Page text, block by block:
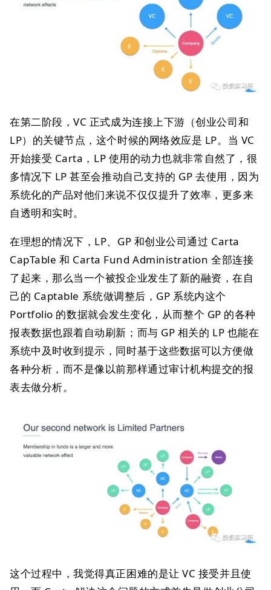
在第二阶段，VC 正式成为连接上下游（创业公司和
LP）的关键节点，这个时候的网络效应是 LP。当 VC
开始接受 Carta，LP 使用的动力也就非常自然了，很
多情况下 LP 甚至会推动自己支持的 GP 去使用，因为
系统化的产品对他们来说不仅仅提升了效率，更多来
自透明和实时。
在理想的情况下，LP、GP 和创业公司通过 Carta
CapTable 和 Carta Fund Administration 全部连接
了起来，那么当一个被投企业发生了新的融资，在自
己的 Captable 系统做调整后，GP 系统内这个
Portfolio 的数据就会发生变化，从而整个 GP 的各种
报表数据也跟着自动刷新；而与 GP 相关的 LP 也能在
系统中及时收到提示，同时基于这些数据可以方便做
各种分析，而不是像以前那样通过审计机构提交的报
表去做分析。
这个过程中，我觉得真正困难的是让 VC 接受并且使